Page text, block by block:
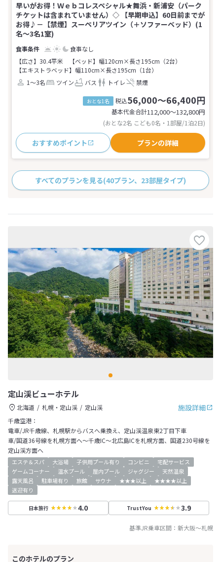
早いがお得！Ｗｅｂコレスペシャル★舞浜・新浦安（パーク
チケットは含まれていません）◇ 【早期申込】60日前までが
お得♪－【禁煙】スーペリアツイン（＋ソファーベッド）(1
名～3名1室)
食事なし
【広さ】30.4平米
【ベッド】幅120cm×長さ195cm（2台）
【エキストラベッド】幅110cm×長さ195cm（1台）
1～3名
ツイン バス トイレ 禁煙
おとな1名 税込56,000～66,400円
基本代金合計112,000〜132,800円
(おとな2名 こども0名・1部屋/1泊2日)
おすすめポイント プランの詳細
すべてのプランを見る(40プラン、23部屋タイプ)
定山渓ビューホテル
施設詳細
北海道 札幌・定山渓
定山渓
千歳空港：
電車/JR千歳線、札幌駅からバスへ乗換え、定山渓温泉東2丁目下車
車/国道36号線を札幌方面へ～千歳IC～北広島ICを札幌方面、国道230号線を
定山渓方面へ
エステ＆スパ 大浴場 子供用プール有り コンビニ
宅配サービス
ゲームコーナー
温水プール 屋内プール ジャグジー
天然温泉
露天風呂
駐車場有り 旅館 サウナ ★★★以上
★★★★以上
送迎有り
日本旅行 4.0 TrustYou 3.9
基準JR乗車区間： 新大阪～札幌